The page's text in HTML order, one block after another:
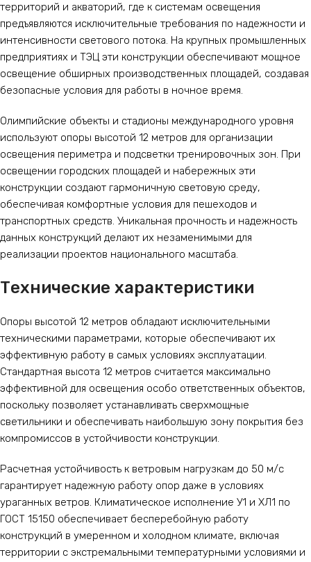
территорий и акваторий, где к системам освещения
предъявляются исключительные требования по надежности и
интенсивности светового потока. На крупных промышленных
предприятиях и ТЭЦ эти конструкции обеспечивают мощное
освещение обширных производственных площадей, создавая
безопасные условия для работы в ночное время.
Олимпийские объекты и стадионы международного уровня
используют опоры высотой 12 метров для организации
освещения периметра и подсветки тренировочных зон. При
освещении городских площадей и набережных эти
конструкции создают гармоничную световую среду,
обеспечивая комфортные условия для пешеходов и
транспортных средств. Уникальная прочность и надежность
данных конструкций делают их незаменимыми для
реализации проектов национального масштаба.
Технические характеристики
Опоры высотой 12 метров обладают исключительными
техническими параметрами, которые обеспечивают их
эффективную работу в самых условиях эксплуатации.
Стандартная высота 12 метров считается максимально
эффективной для освещения особо ответственных объектов,
поскольку позволяет устанавливать сверхмощные
светильники и обеспечивать наибольшую зону покрытия без
компромиссов в устойчивости конструкции.
Расчетная устойчивость к ветровым нагрузкам до 50 м/с
гарантирует надежную работу опор даже в условиях
ураганных ветров. Климатическое исполнение У1 и ХЛ1 по
ГОСТ 15150 обеспечивает бесперебойную работу
конструкций в умеренном и холодном климате, включая
территории с экстремальными температурными условиями и